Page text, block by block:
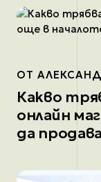
ОТ
Какво
онлайн
да продава